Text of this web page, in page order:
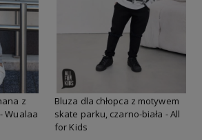
z
Wualaa
Bluza dla chłopca z motywem
skate parku, czarno-biała - All
for Kids